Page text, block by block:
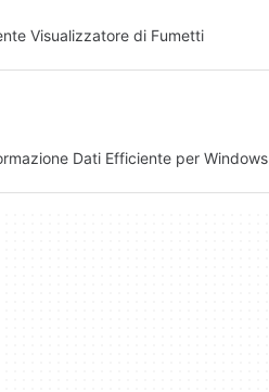
Visualizzatore di Fumetti
Dati Efficiente per Windows